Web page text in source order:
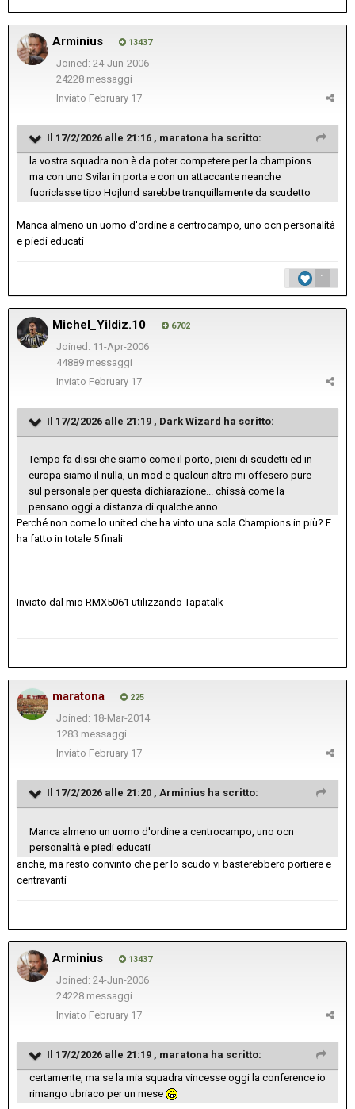
Arminius 13437
Joined: 24-Jun-2006
24228 messaggi
Inviato February 17
Il 17/2/2026 alle 21:16 , maratona ha scritto:
la vostra squadra non è da poter competere per la champions
ma con uno Svilar in porta e con un attaccante neanche
fuoriclasse tipo Hojlund sarebbe tranquillamente da scudetto
Manca almeno un uomo d'ordine a centrocampo, uno ocn personalità
e piedi educati
1
Michel_Yildiz.10 6702
Joined: 11-Apr-2006
44889 messaggi
Inviato February 17
Il 17/2/2026 alle 21:19 , Dark Wizard ha scritto:
Tempo fa dissi che siamo come il porto, pieni di scudetti ed in
europa siamo il nulla, un mod e qualcun altro mi offesero pure
sul personale per questa dichiarazione... chissà come la
pensano oggi a distanza di qualche anno.
Perché non come lo united che ha vinto una sola Champions in più? E
ha fatto in totale 5 finali
Inviato dal mio RMX5061 utilizzando Tapatalk
maratona 225
Joined: 18-Mar-2014
1283 messaggi
Inviato February 17
Il 17/2/2026 alle 21:20 , Arminius ha scritto:
Manca almeno un uomo d'ordine a centrocampo, uno ocn
personalità e piedi educati
anche, ma resto convinto che per lo scudo vi basterebbero portiere e
centravanti
Arminius 13437
Joined: 24-Jun-2006
24228 messaggi
Inviato February 17
Il 17/2/2026 alle 21:19 , maratona ha scritto:
certamente, ma se la mia squadra vincesse oggi la conference io
rimango ubriaco per un mese